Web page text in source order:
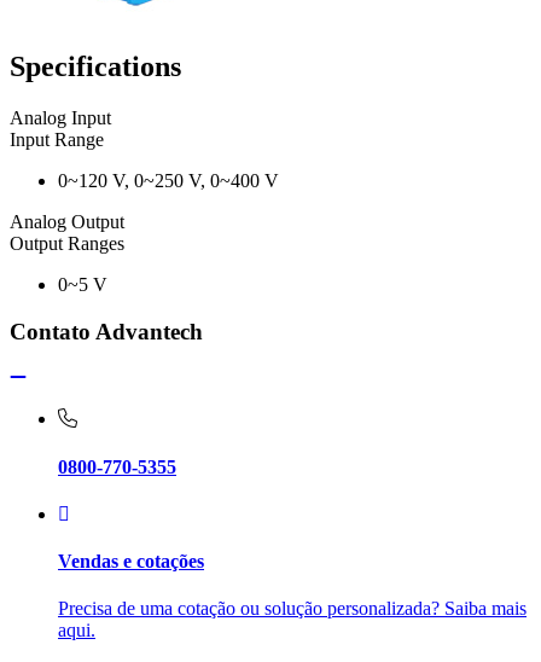
Specifications
Analog Input
Input Range
0~120 V, 0~250 V, 0~400 V
Analog Output
Output Ranges
0~5 V
Contato Advantech
0800-770-5355
Vendas e cotações
Precisa de uma cotação ou solução personalizada? Saiba mais
aqui.